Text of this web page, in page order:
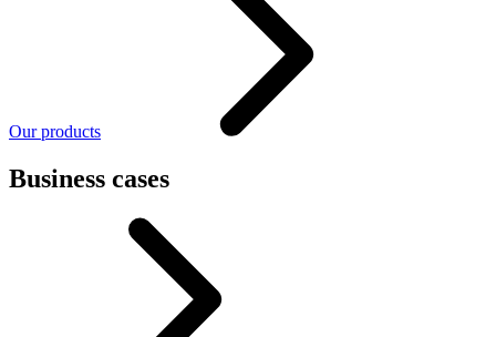
Our products
Business cases